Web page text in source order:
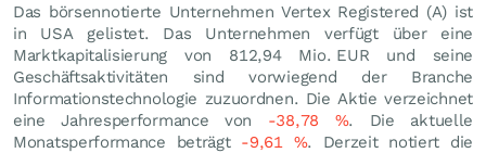
Das börsennotierte Unternehmen Vertex Registered (A) ist
in USA gelistet. Das Unternehmen verfügt über eine
Marktkapitalisierung von 812,94 Mio. EUR und seine
Geschäftsaktivitäten sind vorwiegend der Branche
Informationstechnologie zuzuordnen. Die Aktie verzeichnet
eine Jahresperformance von -38,78 %. Die aktuelle
Monatsperformance beträgt -9,61 %. Derzeit notiert die